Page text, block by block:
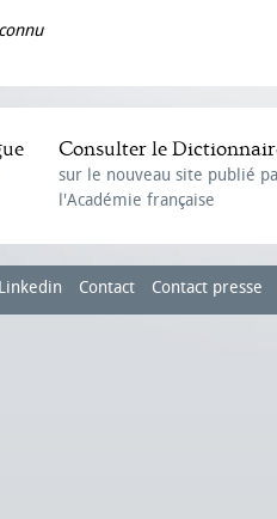
Consulter le
sur le nouveau site publié
l'Académie française
Linkedin Contact Contact presse